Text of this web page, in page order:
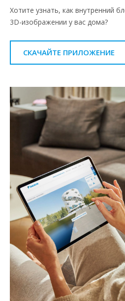
Хотите узнать, как внутренний
3D-изображении у вас дома?
СКАЧАЙТЕ ПРИЛОЖЕНИЕ